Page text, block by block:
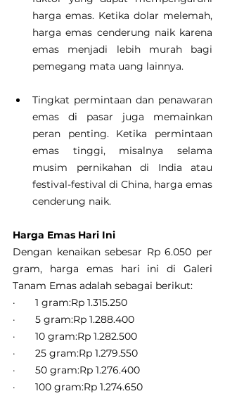
harga emas. Ketika dolar melemah,
harga emas cenderung naik karena
emas menjadi lebih murah bagi
pemegang mata uang lainnya.
Tingkat permintaan dan penawaran
emas di pasar juga memainkan
peran penting. Ketika permintaan
emas tinggi, misalnya selama
musim pernikahan di India atau
festival-festival di China, harga emas
cenderung naik.
Harga Emas Hari Ini
Dengan kenaikan sebesar Rp 6.050 per
gram, harga emas hari ini di Galeri
Tanam Emas adalah sebagai berikut:
·       1 gram:Rp 1.315.250
·       5 gram:Rp 1.288.400
·       10 gram:Rp 1.282.500
·       25 gram:Rp 1.279.550
·       50 gram:Rp 1.276.400
·       100 gram:Rp 1.274.650